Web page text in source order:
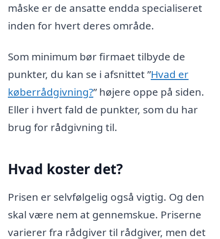
måske er de ansatte endda specialiseret
inden for hvert deres område.
Som minimum bør firmaet tilbyde de
punkter, du kan se i afsnittet ”Hvad er
køberrådgivning?” højere oppe på siden.
Eller i hvert fald de punkter, som du har
brug for rådgivning til.
Hvad koster det?
Prisen er selvfølgelig også vigtig. Og den
skal være nem at gennemskue. Priserne
varierer fra rådgiver til rådgiver, men det